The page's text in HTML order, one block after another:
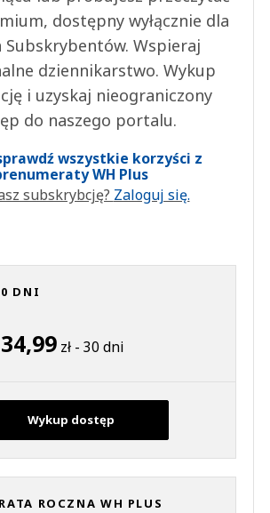
dostępny wyłącznie dla
Subskrybentów. Wspieraj
dziennikarstwo. Wykup
i uzyskaj nieograniczony
do naszego portalu.
wszystkie korzyści z
WH Plus
subskrybcję? Zaloguj się.
DNI
34,99 zł - 30 dni
Wykup dostęp
ROCZNA WH PLUS